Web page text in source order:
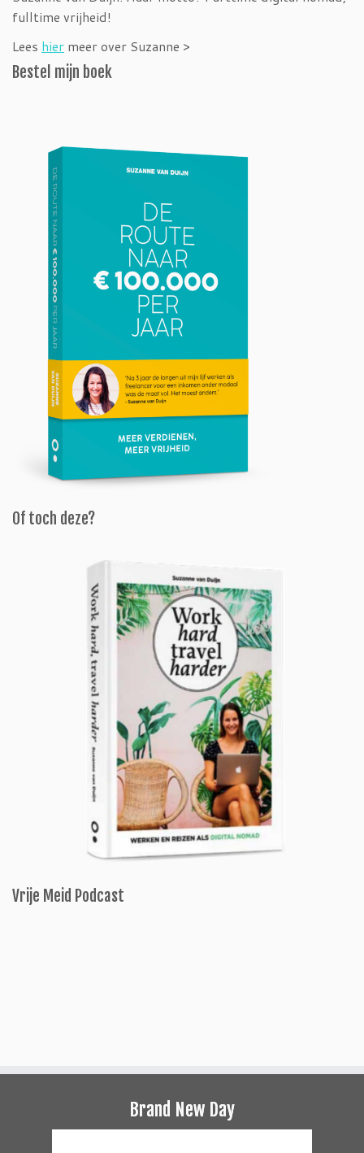
fulltime vrijheid!
Lees hier meer over Suzanne >
Bestel mijn boek
Of toch deze?
Vrije Meid Podcast
Brand New Day